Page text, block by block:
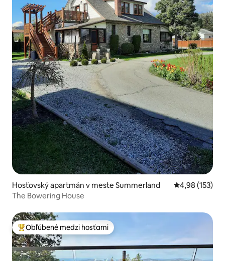
Hosťovský apartmán v meste Summerland Priemerné
4,98 (153)
The Bowering House
Najobľúbenejšie medzi hosťami
Obľúbené medzi hosťami